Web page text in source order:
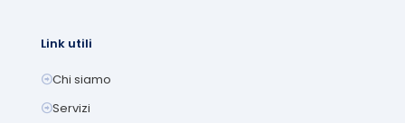
Link utili
Chi siamo
Servizi